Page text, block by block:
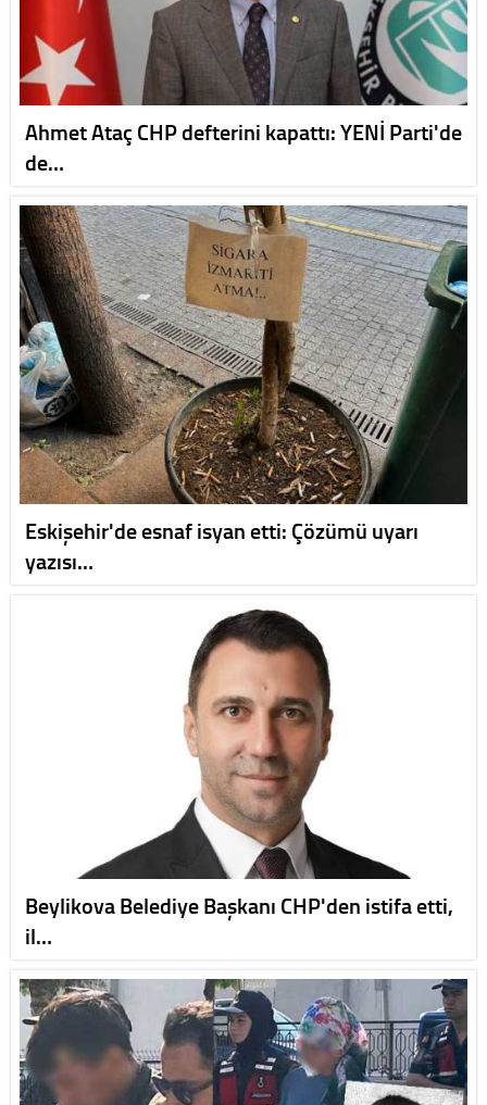
Ahmet Ataç CHP defterini kapattı: YENİ Parti'de
de…
Eskişehir'de esnaf isyan etti: Çözümü uyarı
yazısı…
Beylikova Belediye Başkanı CHP'den istifa etti,
il…